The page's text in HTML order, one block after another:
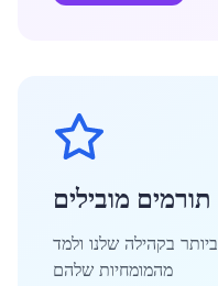
תורמים מובילים
בקהילה שלנו ולמד
מהמומחיות שלהם